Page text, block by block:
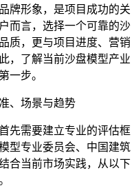
牌形象，是项目成功的关
而言，选择一个可靠的沙
质，更与项目进度、营销
，了解当前沙盘模型产业
一步。
、场景与趋势
先需要建立专业的评估框
型专业委员会、中国建筑
合当前市场实践，从以下